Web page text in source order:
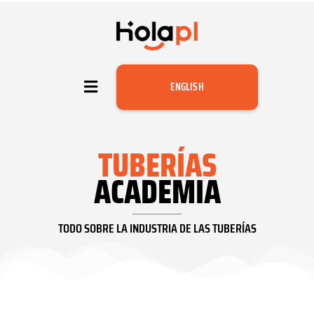
ENGLISH
TUBERÍAS
ACADEMIA
TODO SOBRE LA INDUSTRIA DE LAS TUBERÍAS